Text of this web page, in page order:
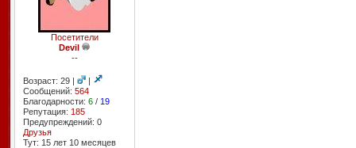
Посетители
Devil
--
Возраст: 29 |
|
Сообщений: 564
Благодарности: 6/ 19
Репутация: 185
Предупреждений: 0
Друзья
Тут: 15 лет 10 месяцев